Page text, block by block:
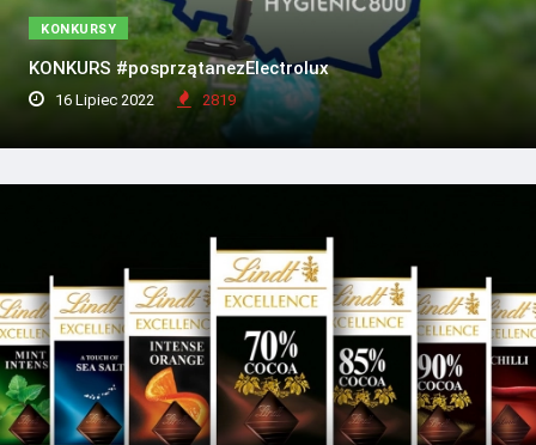
KONKURSY
KONKURS #posprzątanezElectrolux
16 Lipiec 2022 2819